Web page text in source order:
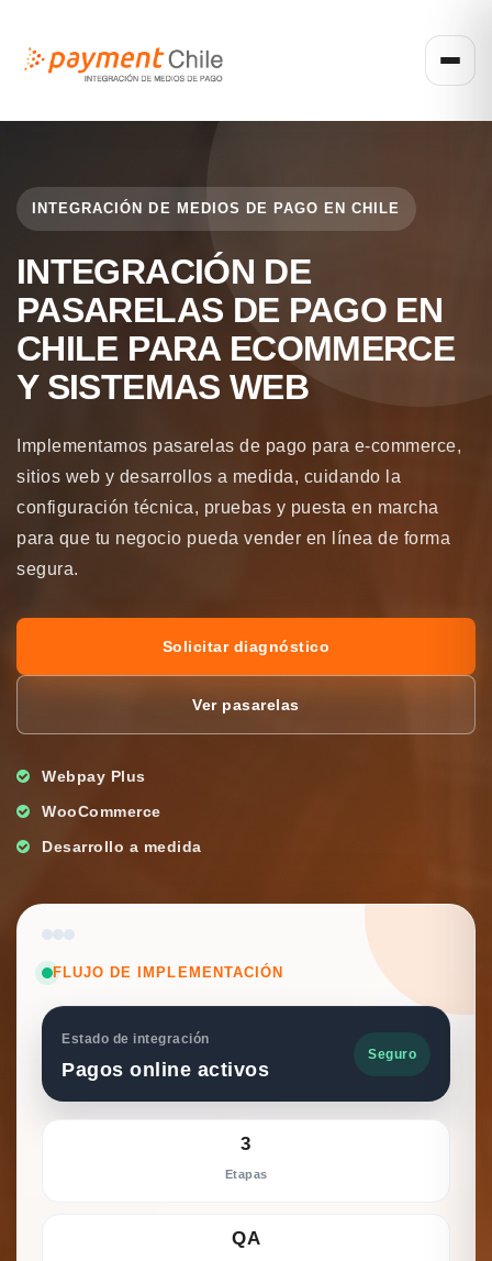
INTEGRACIÓN DE MEDIOS DE PAGO EN CHILE
INTEGRACIÓN DE
PASARELAS DE PAGO EN
CHILE PARA ECOMMERCE
Y SISTEMAS WEB
Implementamos pasarelas de pago para e-commerce,
sitios web y desarrollos a medida, cuidando la
configuración técnica, pruebas y puesta en marcha
para que tu negocio pueda vender en línea de forma
segura.
Solicitar diagnóstico
Ver pasarelas
Webpay Plus
WooCommerce
Desarrollo a medida
FLUJO DE IMPLEMENTACIÓN
Estado de integración
Pagos online activos
Seguro
3
Etapas
QA